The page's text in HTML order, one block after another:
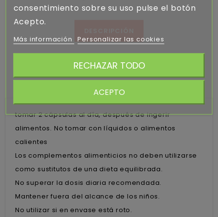
tomar 2 cápsulas al día, después de ingerir
alimentos. No tomar con líquidos o alimentos
calientes
Los complementos alimenticios no deben utilizarse
como sustitutos de una dieta equilibrada.
No superar la dosis diaria recomendada.
Mantener fuera del alcance de los niños.
No utilizar si en envase está roto.
consentimiento sobre su uso pulse el botón
Acepto.
Más información Personalizar las cookies
RECHAZAR TODO
ACEPTO